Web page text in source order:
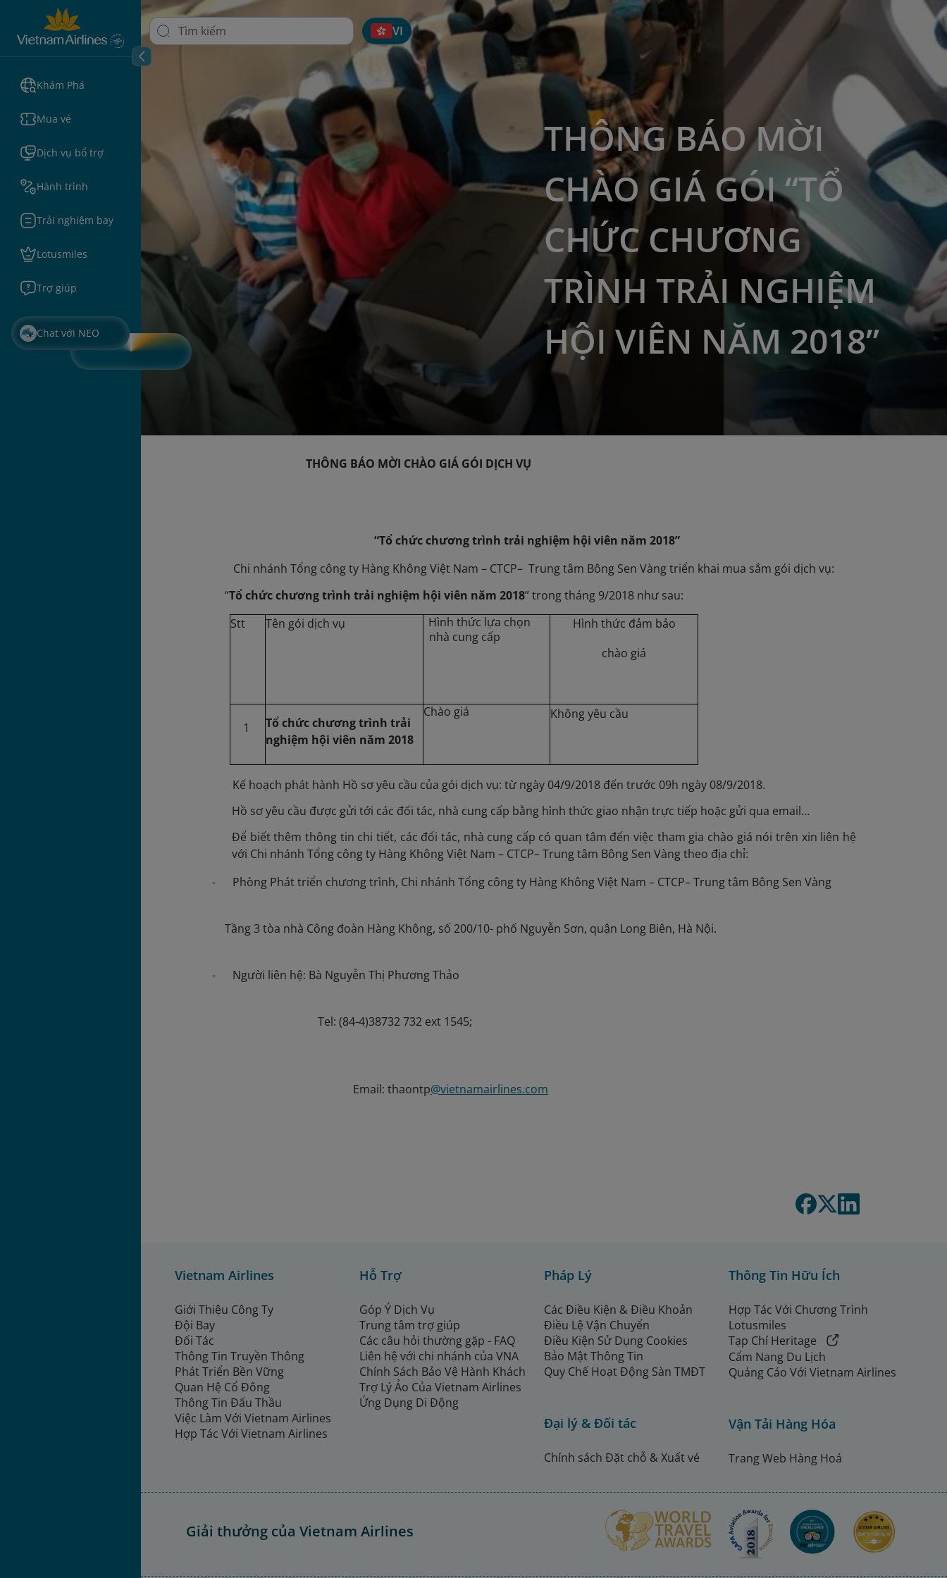
Khám Phá
Mua vé
Dịch vụ bổ trợ
Hành trình
Trải nghiệm bay
Lotusmiles
Trợ giúp
Chat với NEO
VI
THÔNG BÁO MỜI
CHÀO GIÁ GÓI “TỔ
CHỨC CHƯƠNG
TRÌNH TRẢI NGHIỆM
HỘI VIÊN NĂM 2018”
THÔNG BÁO MỜI CHÀO GIÁ GÓI DỊCH VỤ
“Tổ chức chương trình trải nghiệm hội viên năm 2018”
Chi nhánh Tổng công ty Hàng Không Việt Nam – CTCP– Trung tâm Bông Sen Vàng triển khai mua sắm gói dịch vụ:
“Tổ chức chương trình trải nghiệm hội viên năm 2018” trong tháng 9/2018 như sau:
Stt
Tên gói dịch vụ
Hình thức lựa chọn
nhà cung cấp
Hình thức đảm bảo
chào giá
1
Tổ chức chương trình trải
nghiệm hội viên năm 2018
Chào giá Không yêu cầu
Kế hoạch phát hành Hồ sơ yêu cầu của gói dịch vụ: từ ngày 04/9/2018 đến trước 09h ngày 08/9/2018.
Hồ sơ yêu cầu được gửi tới các đối tác, nhà cung cấp bằng hình thức giao nhận trực tiếp hoặc gửi qua email…
Để biết thêm thông tin chi tiết, các đối tác, nhà cung cấp có quan tâm đến việc tham gia chào giá nói trên xin liên hệ
với Chi nhánh Tổng công ty Hàng Không Việt Nam – CTCP– Trung tâm Bông Sen Vàng theo địa chỉ:
- Phòng Phát triển chương trình, Chi nhánh Tổng công ty Hàng Không Việt Nam – CTCP– Trung tâm Bông Sen Vàng
Tầng 3 tòa nhà Công đoàn Hàng Không, số 200/10- phố Nguyễn Sơn, quận Long Biên, Hà Nội.
- Người liên hệ: Bà Nguyễn Thị Phương Thảo
Tel: (84-4)38732 732 ext 1545;
Email: thaontp@vietnamairlines.com
Vietnam Airlines
Giới Thiệu Công Ty
Đội Bay
Đối Tác
Thông Tin Truyền Thông
Phát Triển Bền Vững
Quan Hệ Cổ Đông
Thông Tin Đấu Thầu
Việc Làm Với Vietnam Airlines
Hợp Tác Với Vietnam Airlines
Hỗ Trợ
Góp Ý Dịch Vụ
Trung tâm trợ giúp
Các câu hỏi thường gặp - FAQ
Liên hệ với chi nhánh của VNA
Chính Sách Bảo Vệ Hành Khách
Trợ Lý Ảo Của Vietnam Airlines
Ứng Dụng Di Động
Pháp Lý
Các Điều Kiện & Điều Khoản
Điều Lệ Vận Chuyển
Điều Kiện Sử Dụng Cookies
Bảo Mật Thông Tin
Quy Chế Hoạt Động Sàn TMĐT
Đại lý & Đối tác
Chính sách Đặt chỗ & Xuất vé
Thông Tin Hữu Ích
Hợp Tác Với Chương Trình
Lotusmiles
Tạp Chí Heritage
Cẩm Nang Du Lịch
Quảng Cáo Với Vietnam Airlines
Vận Tải Hàng Hóa
Trang Web Hàng Hoá
Giải thưởng của Vietnam Airlines